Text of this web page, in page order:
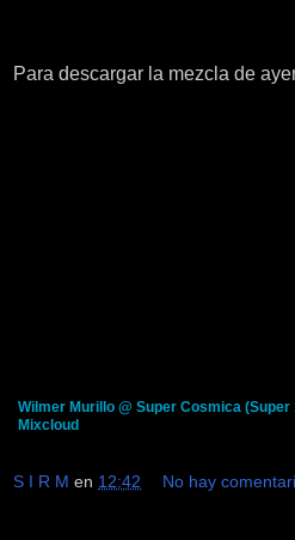
Para descargar la mezcla de
Wilmer Murillo @ Super Cosmica (Super
Mixcloud
S I R M en 12:42 No hay